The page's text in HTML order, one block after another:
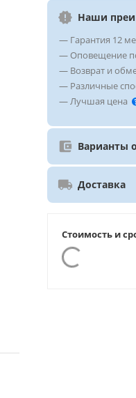
Наши
— Гарантия 12
— Оповещение
— Возврат и
— Различные
— Лучшая цена
Варианты
Доставка
Стоимость и